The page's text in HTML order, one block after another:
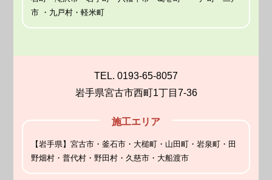
市 ・九戸村・軽米町
TEL. 0193-65-8057
岩手県宮古市西町1丁目7-36
施工エリア
【岩手県】宮古市・釜石市・大槌町・山田町・岩泉町・田
野畑村・普代村・野田村・久慈市・大船渡市